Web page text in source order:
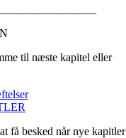
til næste kapitel eller
få besked når nye kapitler